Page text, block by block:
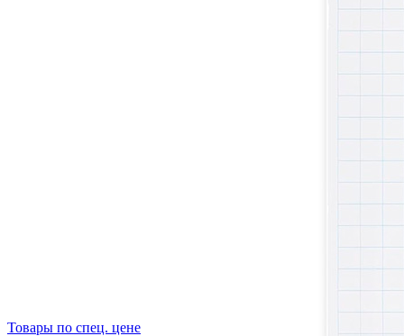
Товары по спец. цене